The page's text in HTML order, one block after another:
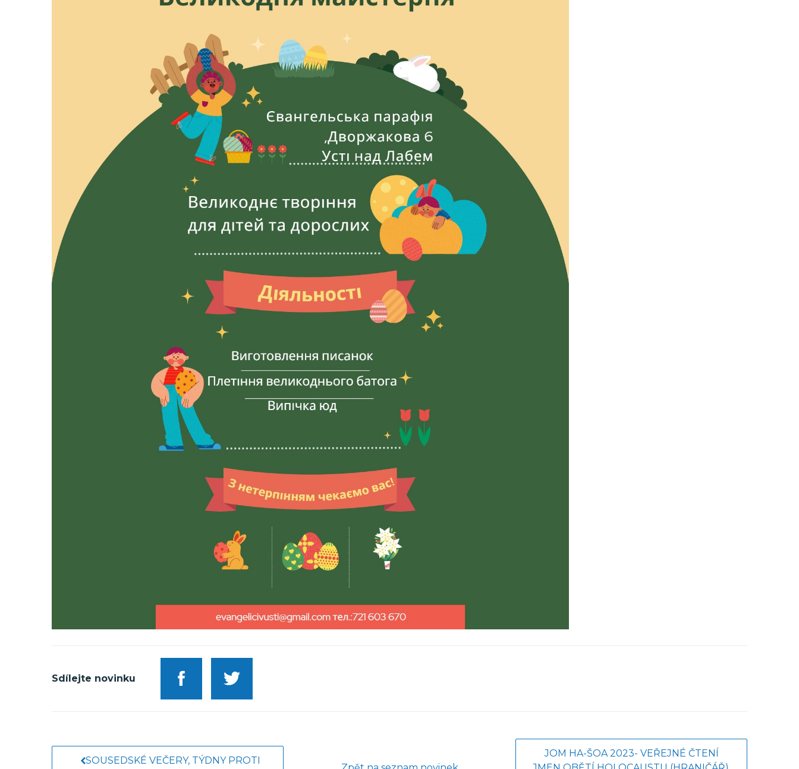
Sdílejte novinku
SOUSEDSKÉ VEČERY, TÝDNY PROTI
JOM HA-ŠOA 2023- VEŘEJNÉ ČTENÍ